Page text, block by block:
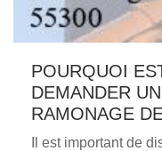
POURQUOI
DEMANDER
RAMONAGE
Il est important de